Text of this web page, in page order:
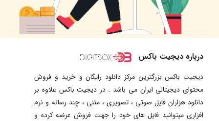
درباره دیجیت باکس
دیجیت باکس بزرگترین مرکز دانلود رایگان و خرید و فروش
محتوای دیجیتالی ایران می باشد . در دیجیت باکس علاوه بر
دانلود هزاران فایل صوتی ، تصویری ، متنی ، چند رسانه و نرم
افزاری میتوانید فایل های خود را جهت فروش عرضه کرده و